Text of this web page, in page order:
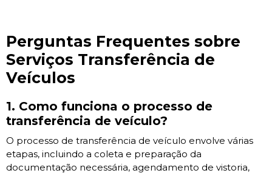
Perguntas Frequentes sobre
Serviços Transferência de
Veículos
1. Como funciona o processo de
transferência de veículo?
O processo de transferência de veículo envolve várias
etapas, incluindo a coleta e preparação da
documentação necessária, agendamento de vistoria,